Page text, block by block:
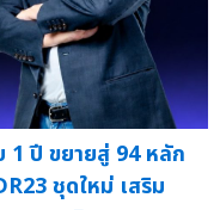
ปี ขยายสู่ 94 หลัก
ชุดใหม่ เสริม